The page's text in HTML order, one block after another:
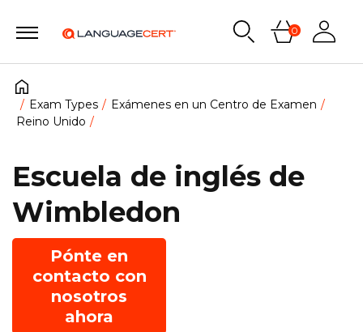
0
Exam Types
Exámenes en un Centro de Examen
Reino Unido
Escuela de inglés de
Wimbledon
Pónte en
contacto con
nosotros
ahora